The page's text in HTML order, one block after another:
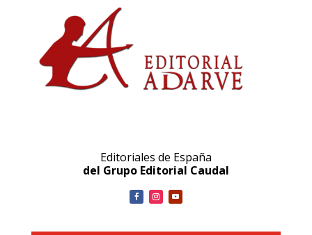
Editoriales de España
del Grupo Editorial Caudal